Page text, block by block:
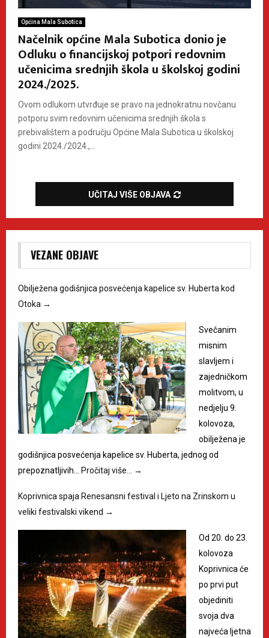
Općina Mala Subotica
Načelnik općine Mala Subotica donio je
Odluku o financijskoj potpori redovnim
učenicima srednjih škola u školskoj godini
2024./2025.
Ovom odlukom utvrđuje se pravo na jednokratnu novčanu
potporu svim redovnim učenicima srednjih škola s
prebivalištem a području Općine Mala Subotica u školskoj
godini 2024./2024.,...
UČITAJ VIŠE OBJAVA
VEZANE OBJAVE
Obilježena godišnjica posvećenja kapelice sv. Huberta kod
Otoka →
Svečanim
misnim
slavljem i
zajedničkom
molitvom, u
nedjelju 9.
kolovoza,
obilježena je
godišnjica posvećenja kapelice sv. Huberta, jednog od
prepoznatljivih…
Pročitaj više… →
Koprivnica spaja Renesansni festival i Ljeto na Zrinskom u
veliki festivalski vikend →
Od 20. do 23.
kolovoza
Koprivnica će
po prvi put
objediniti
svoja dva
najveća ljetna